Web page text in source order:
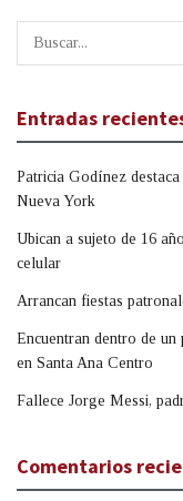
Entradas
Patricia Godínez
Nueva York
Ubican a sujeto de 16
celular
Arrancan fiestas
Encuentran dentro de
en Santa Ana Centro
Fallece Jorge Messi,
Comentarios